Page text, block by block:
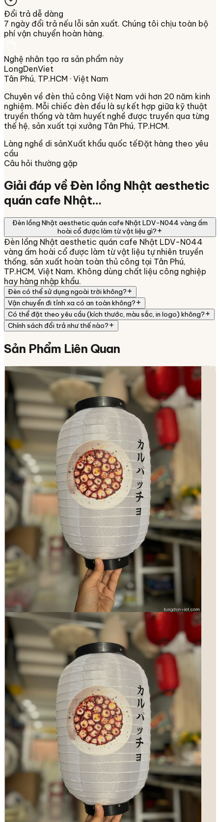
Đổi trả dễ dàng
7 ngày đổi trả nếu lỗi sản xuất. Chúng tôi chịu toàn bộ
phí vận chuyển hoàn hàng.
Nghệ nhân tạo ra sản phẩm này
LongDenViet
Tân Phú, TP.HCM · Việt Nam
Chuyên về đèn thủ công Việt Nam với hơn 20 năm kinh
nghiệm. Mỗi chiếc đèn đều là sự kết hợp giữa kỹ thuật
truyền thống và tâm huyết nghề được truyền qua từng
thế hệ, sản xuất tại xưởng Tân Phú, TP.HCM.
Làng nghề di sảnXuất khẩu quốc tếĐặt hàng theo yêu
cầu
Câu hỏi thường gặp
Giải đáp vềĐèn lồng Nhật aesthetic
quán cafe Nhật…
Đèn lồng Nhật aesthetic quán cafe Nhật LDV-N044 vàng ấm
hoài cổ được làm từ vật liệu gì?
Đèn lồng Nhật aesthetic quán cafe Nhật LDV-N044
vàng ấm hoài cổ được làm từ vật liệu tự nhiên truyền
thống, sản xuất hoàn toàn thủ công tại Tân Phú,
TP.HCM, Việt Nam. Không dùng chất liệu công nghiệp
hay hàng nhập khẩu.
Đèn có thể sử dụng ngoài trời không?
Vận chuyển đi tỉnh xa có an toàn không?
Có thể đặt theo yêu cầu (kích thước, màu sắc, in logo) không?
Chính sách đổi trả như thế nào?
Sản Phẩm Liên Quan